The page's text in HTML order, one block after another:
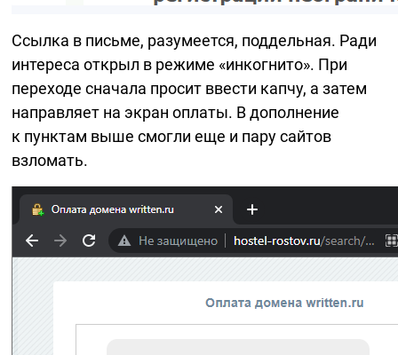
Ссылка в письме, разумеется, поддельная. Ради
интереса открыл в режиме «инкогнито». При
переходе сначала просит ввести капчу, а затем
направляет на экран оплаты. В дополнение
к пунктам выше смогли еще и пару сайтов
взломать.